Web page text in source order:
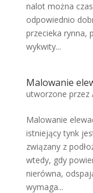
nalot można
odpowiednio
przecieka rynna,
wykwity...
Malowanie
utworzone przez
Malowanie
istniejący tynk
związany z
wtedy, gdy
nierówna,
wymaga...